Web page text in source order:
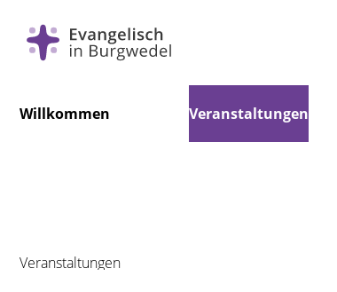
überspringen
Willkommen Veranstaltungen
Veranstaltungen